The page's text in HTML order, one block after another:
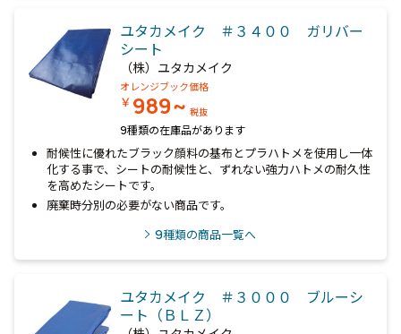
ユタカメイク ＃３４００ ガリバー
シート
（株）ユタカメイク
オレンジブック価格
￥ 989~ 税抜
9種類の在庫品があります
耐候性に優れたブラック顔料の基布とプラハトメを使用し一体
化する事で、シートの耐候性と、ずれない強力ハトメの耐久性
を高めたシートです。
廃棄時分別の必要がない商品です。
9種類の商品一覧へ
ユタカメイク ＃３０００ ブルーシ
ート（ＢＬＺ）